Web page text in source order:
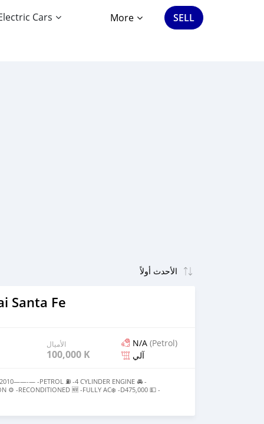
Cars More SELL
Santa Fe
الأميال
100,000 KM
N/A (Petrol)
آلي
— -PETROL ⛽️ -4 CYLINDER ENGINE 🚘 -
⚙️ -RECONDITIONED 🆕 -FULLY AC❄️ -D475,000 💵 -
———————ABOUT———————PERFECT BODY
IN PERFECT CONDITION BUT BRING YOUR